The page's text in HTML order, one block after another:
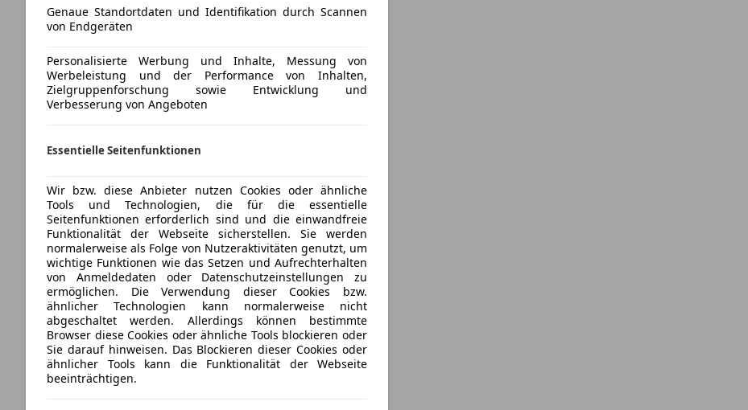
Genaue Standortdaten und Identifikation durch Scannen
von Endgeräten
Personalisierte Werbung und Inhalte, Messung von
Werbeleistung und der Performance von Inhalten,
Zielgruppenforschung sowie Entwicklung und
Verbesserung von Angeboten
Essentielle Seitenfunktionen
Wir bzw. diese Anbieter nutzen Cookies oder ähnliche
Tools und Technologien, die für die essentielle
Seitenfunktionen erforderlich sind und die einwandfreie
Funktionalität der Webseite sicherstellen. Sie werden
normalerweise als Folge von Nutzeraktivitäten genutzt, um
wichtige Funktionen wie das Setzen und Aufrechterhalten
von Anmeldedaten oder Datenschutzeinstellungen zu
ermöglichen. Die Verwendung dieser Cookies bzw.
ähnlicher Technologien kann normalerweise nicht
abgeschaltet werden. Allerdings können bestimmte
Browser diese Cookies oder ähnliche Tools blockieren oder
Sie darauf hinweisen. Das Blockieren dieser Cookies oder
ähnlicher Tools kann die Funktionalität der Webseite
beeinträchtigen.